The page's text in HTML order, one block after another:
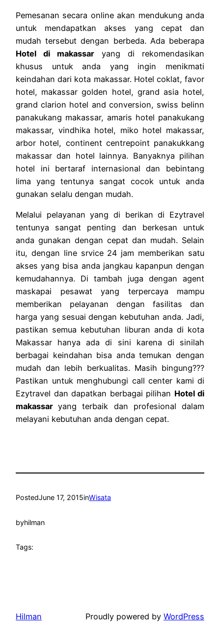
Pemesanan secara online akan mendukung anda
untuk mendapatkan akses yang cepat dan
mudah tersebut dengan berbeda. Ada beberapa
Hotel di makassar yang di rekomendasikan
khusus untuk anda yang ingin menikmati
keindahan dari kota makassar. Hotel coklat, favor
hotel, makassar golden hotel, grand asia hotel,
grand clarion hotel and conversion, swiss belinn
panakukang makassar, amaris hotel panakukang
makassar, vindhika hotel, miko hotel makassar,
arbor hotel, continent centrepoint panakukkang
makassar dan hotel lainnya. Banyaknya pilihan
hotel ini bertaraf internasional dan bebintang
lima yang tentunya sangat cocok untuk anda
gunakan selalu dengan mudah.
Melalui pelayanan yang di berikan di Ezytravel
tentunya sangat penting dan berkesan untuk
anda gunakan dengan cepat dan mudah. Selain
itu, dengan line srvice 24 jam memberikan satu
akses yang bisa anda jangkau kapanpun dengan
kemudahannya. Di tambah juga dengan agent
maskapai pesawat yang terpercaya mampu
memberikan pelayanan dengan fasilitas dan
harga yang sesuai dengan kebutuhan anda. Jadi,
pastikan semua kebutuhan liburan anda di kota
Makassar hanya ada di sini karena di sinilah
berbagai keindahan bisa anda temukan dengan
mudah dan lebih berkualitas. Masih bingung???
Pastikan untuk menghubungi call center kami di
Ezytravel dan dapatkan berbagai pilihan Hotel di
makassaryang terbaik dan profesional dalam
melayani kebutuhan anda dengan cepat.
PostedJune 17, 2015inWisata
byhilman
Tags:
Hilman Proudly powered by WordPress